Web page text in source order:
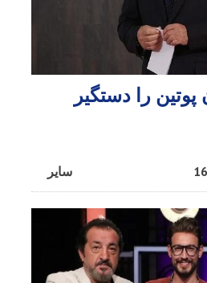
را دستگیر
سایر